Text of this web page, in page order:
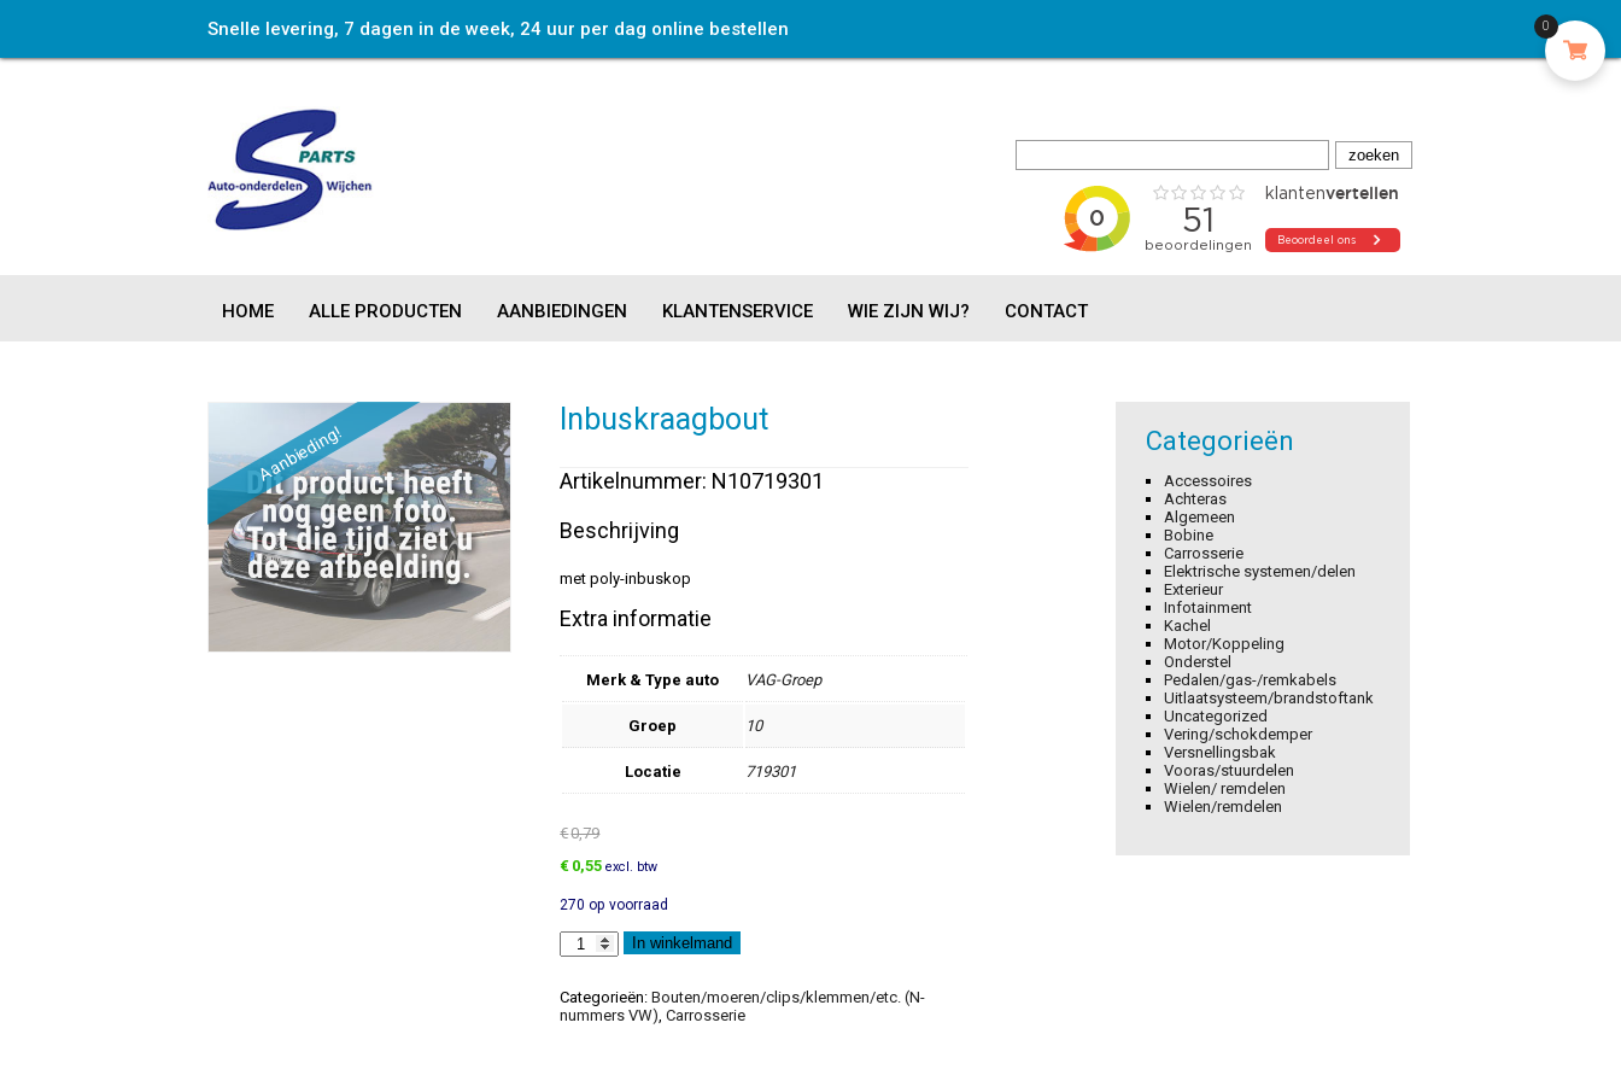
Snelle levering, 7 dagen in de week, 24 uur per dag online bestellen
HOME ALLE PRODUCTEN AANBIEDINGEN KLANTENSERVICE WIE ZIJN WIJ? CONTACT
Aanbieding!
Inbuskraagbout
Artikelnummer: N10719301
Beschrijving
met poly-inbuskop
Extra informatie
Merk & Type auto VAG-Groep
Groep 10
Locatie 719301
€0,79
Oorspronkelijke
was:
€0,79.
€ 0,55Huidige
is:
€0,55.
excl. btw
270 op voorraad
Inbuskraagbout
aantal
In winkelmand
Categorieën:Bouten/moeren/clips/klemmen/etc. (N-
nummers VW) ,Carrosserie
Categorieën
Accessoires
Achteras
Algemeen
Bobine
Carrosserie
Elektrische systemen/delen
Exterieur
Infotainment
Kachel
Motor/Koppeling
Onderstel
Pedalen/gas-/remkabels
Uitlaatsysteem/brandstoftank
Uncategorized
Vering/schokdemper
Versnellingsbak
Vooras/stuurdelen
Wielen/ remdelen
Wielen/remdelen
0